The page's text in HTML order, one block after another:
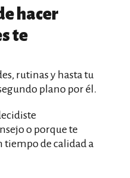
hacer
te
rutinas y hasta tu
plano por él.
o porque te
tiempo de calidad a